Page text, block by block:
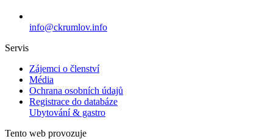
info@ckrumlov.info
Servis
Zájemci o členství
Média
Ochrana osobních údajů
Registrace do databáze
Ubytování & gastro
Tento web provozuje